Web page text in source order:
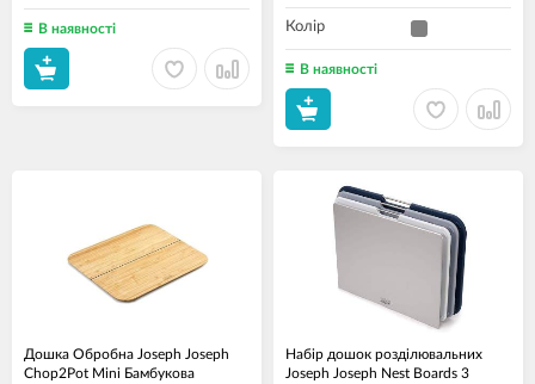
В наявності Колір
В наявності
Дошка Обробна Joseph Joseph
Chop2Pot Mini Бамбукова
Набір дошок розділювальних
Joseph Joseph Nest Boards 3